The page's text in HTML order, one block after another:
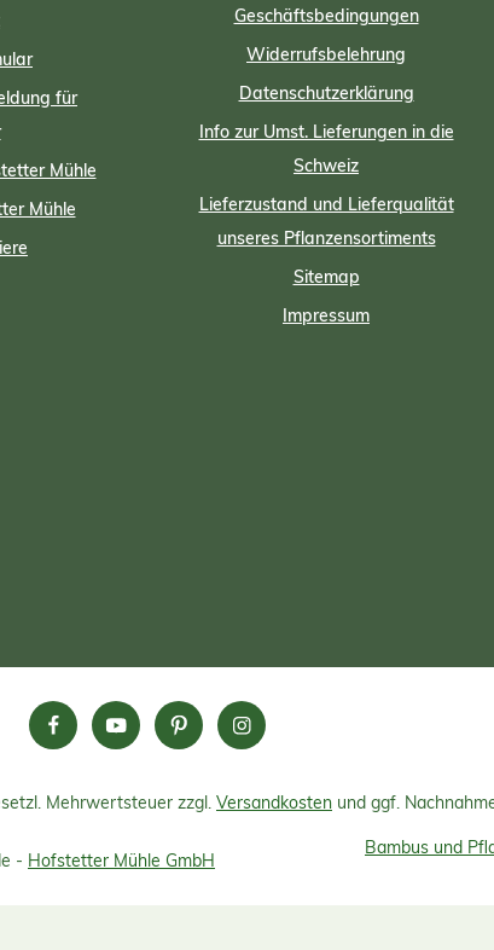
für
Mühle
Mühle
Geschäftsbedingungen
Widerrufsbelehrung
Datenschutzerklärung
Info zur Umst. Lieferungen in die
Schweiz
Lieferzustand und Lieferqualität
unseres Pflanzensortiments
Sitemap
Impressum
Mehrwertsteuer zzgl. Versandkosten und ggf.
- Hofstetter Mühle GmbH
Bambus und